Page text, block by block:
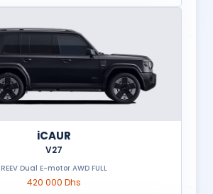
iCAUR
V27
REEV Dual E-motor AWD FULL
420 000 Dhs